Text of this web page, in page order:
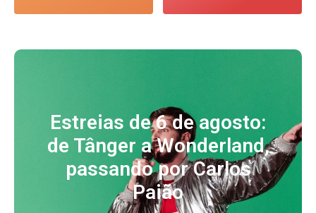
Estreias de 6 de agosto:
de Tânger a Wonderland,
passando por Carlos
Paião